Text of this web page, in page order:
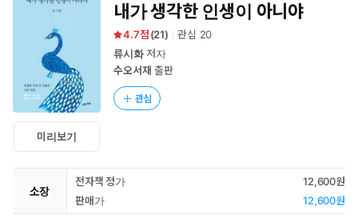
미리보기
내가 생각한 인생이 아니야
4.7 (21) 관심 20
류시화저자
수오서재 출판
관심
소장
전자책 정가
12,600원
판매가
12,600원